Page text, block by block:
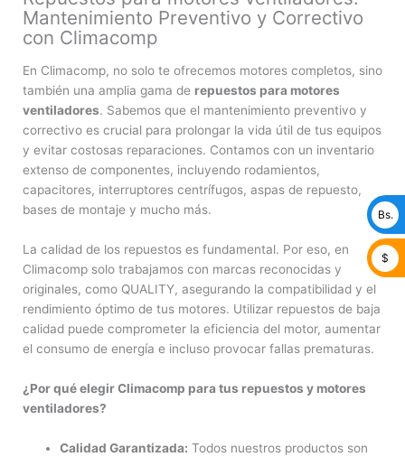
Mantenimiento Preventivo y Correctivo
con Climacomp
En Climacomp, no solo te ofrecemos motores completos, sino
también una amplia gama de repuestos para motores
ventiladores. Sabemos que el mantenimiento preventivo y
correctivo es crucial para prolongar la vida útil de tus equipos
y evitar costosas reparaciones. Contamos con un inventario
extenso de componentes, incluyendo rodamientos,
capacitores, interruptores centrífugos, aspas de repuesto,
bases de montaje y mucho más.
La calidad de los repuestos es fundamental. Por eso, en
Climacomp solo trabajamos con marcas reconocidas y
originales, como QUALITY, asegurando la compatibilidad y el
rendimiento óptimo de tus motores. Utilizar repuestos de baja
calidad puede comprometer la eficiencia del motor, aumentar
el consumo de energía e incluso provocar fallas prematuras.
¿Por qué elegir Climacomp para tus repuestos y motores
ventiladores?
Calidad Garantizada: Todos nuestros productos son
Bs.
$